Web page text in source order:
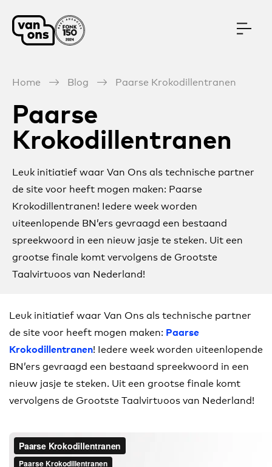
Home Blog Paarse Krokodillentranen
Paarse
Krokodillentranen
Leuk initiatief waar Van Ons als technische partner
de site voor heeft mogen maken: Paarse
Krokodillentranen! Iedere week worden
uiteenlopende BN’ers gevraagd een bestaand
spreekwoord in een nieuw jasje te steken. Uit een
grootse finale komt vervolgens de Grootste
Taalvirtuoos van Nederland!
Leuk initiatief waar Van Ons als technische partner
de site voor heeft mogen maken: Paarse
Krokodillentranen! Iedere week worden uiteenlopende
BN’ers gevraagd een bestaand spreekwoord in een
nieuw jasje te steken. Uit een grootse finale komt
vervolgens de Grootste Taalvirtuoos van Nederland!